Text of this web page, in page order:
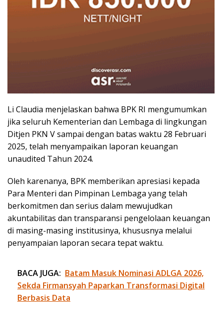
Li Claudia menjelaskan bahwa BPK RI mengumumkan
jika seluruh Kementerian dan Lembaga di lingkungan
Ditjen PKN V sampai dengan batas waktu 28 Februari
2025, telah menyampaikan laporan keuangan
unaudited Tahun 2024.
Oleh karenanya, BPK memberikan apresiasi kepada
Para Menteri dan Pimpinan Lembaga yang telah
berkomitmen dan serius dalam mewujudkan
akuntabilitas dan transparansi pengelolaan keuangan
di masing-masing institusinya, khususnya melalui
penyampaian laporan secara tepat waktu.
BACA JUGA: Batam Masuk Nominasi ADLGA 2026,
Sekda Firmansyah Paparkan Transformasi Digital
Berbasis Data